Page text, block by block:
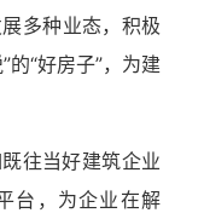
多种业态，积极
的“好房子”，为建
往当好建筑企业
台，为企业在解